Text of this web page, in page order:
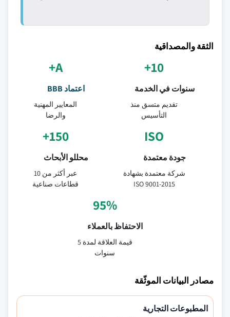
الثقة والمصداقية
10+
سنوات في الخدمة
تقديم متسق منذ
التأسيس
A+
اعتماد BBB
المعايير المهنية
والرضا
ISO
جودة معتمدة
شركة معتمدة بشهادة
ISO 9001-2015
150+
محللو الأبحاث
عبر أكثر من 10
قطاعات صناعية
95%
الاحتفاظ بالعملاء
قيمة العلاقة لمدة 5
سنوات
مصادر البيانات الموثّقة
المطبوعات التجارية